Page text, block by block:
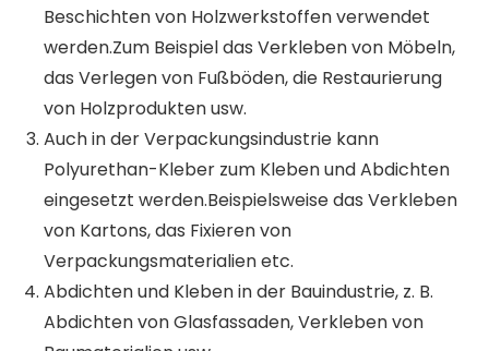
Beschichten von Holzwerkstoffen verwendet
werden.Zum Beispiel das Verkleben von Möbeln,
das Verlegen von Fußböden, die Restaurierung
von Holzprodukten usw.
Auch in der Verpackungsindustrie kann
Polyurethan-Kleber zum Kleben und Abdichten
eingesetzt werden.Beispielsweise das Verkleben
von Kartons, das Fixieren von
Verpackungsmaterialien etc.
Abdichten und Kleben in der Bauindustrie, z. B.
Abdichten von Glasfassaden, Verkleben von